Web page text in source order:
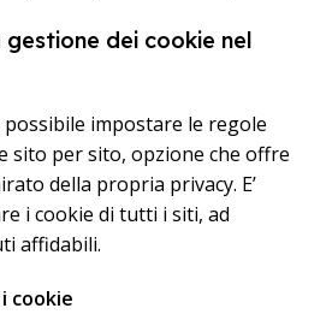
dei cookie nel
impostare le regole
sito per sito, opzione che offre
della propria privacy. E’
i cookie di tutti i siti, ad
affidabili.
cookie